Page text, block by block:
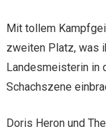
Mit tollem
zweiten Platz, was
Landesmeisterin in
Schachszene
Doris Heron und